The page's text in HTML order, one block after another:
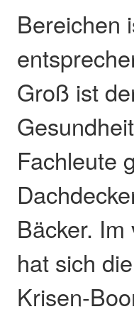
Bereichen
Groß ist
Fachleute
Bäcker.
hat sich
Krisen-